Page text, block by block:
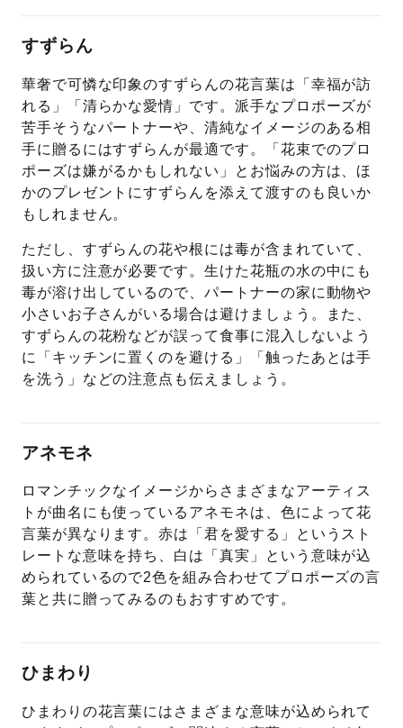
すずらん
華奢で可憐な印象のすずらんの花言葉は「幸福が訪
れる」「清らかな愛情」です。派手なプロポーズが
苦手そうなパートナーや、清純なイメージのある相
手に贈るにはすずらんが最適です。「花束でのプロ
ポーズは嫌がるかもしれない」とお悩みの方は、ほ
かのプレゼントにすずらんを添えて渡すのも良いか
もしれません。
ただし、すずらんの花や根には毒が含まれていて、
扱い方に注意が必要です。生けた花瓶の水の中にも
毒が溶け出しているので、パートナーの家に動物や
小さいお子さんがいる場合は避けましょう。また、
すずらんの花粉などが誤って食事に混入しないよう
に「キッチンに置くのを避ける」「触ったあとは手
を洗う」などの注意点も伝えましょう。
アネモネ
ロマンチックなイメージからさまざまなアーティス
トが曲名にも使っているアネモネは、色によって花
言葉が異なります。赤は「君を愛する」というスト
レートな意味を持ち、白は「真実」という意味が込
められているので2色を組み合わせてプロポーズの言
葉と共に贈ってみるのもおすすめです。
ひまわり
ひまわりの花言葉にはさまざまな意味が込められて